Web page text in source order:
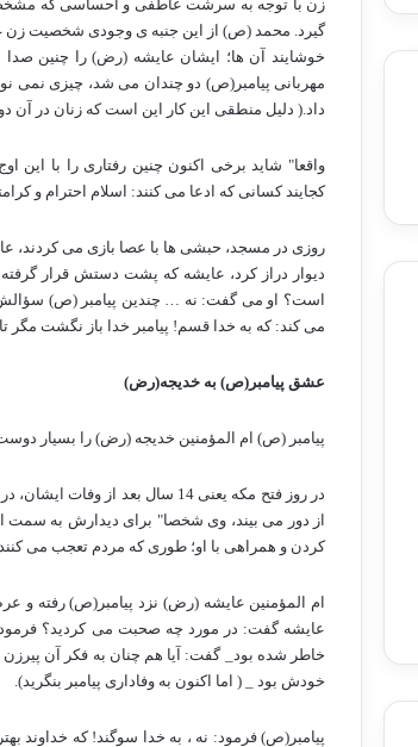
زن با توجه به سرشت عاطفی و احساسی که
گیرد. محمد (ص) از این جنبه ی وجودی شخصیت زن
خوشایند آن ها؛ ایشان عایشه (رض) را چنین
مهربانی پیامبر(ص) دو چندان می شد، چیزی نمی
داد.( دلیل منطقی این کار این است که زنان در آن
واقعا" شاید برخی اکنون چنین رفتاری را با این
کجایند کسانی که ادعا می کنند: اسلام احترام و
روزی در مسجد، حبشی ها با عصا بازی می کردند،
دیوار دراز کرد، عایشه که پشت دستش قرار
است؟ او می گفت: نه … چندین پیامبر (ص) سؤالش
می کند: که به خدا قسم! پیامبر خدا باز نگشت مگر
عشق پیامبر(ص) به خدیجه(رض)
پیامبر (ص) ام المؤمنین خدیجه (رض) را بسیار
در روز فتح مکه یعنی 14 سال
از دور می بیند، وی شخصا" برای دیدارش به سمت
کردن و همراهی با او؛ طوری که مردم تعجب می
ام المؤمنین عایشه (رض) نزد پیامبر(ص) رفته و
عایشه گفت: در مورد چه صحبت می کردید؟ فرمود:
خاطر شده بود_ گفت: آیا هم چنان به فکر آن پیرزن
خودش بود _ ( اما اکنون به وفاداری پیامبر بنگرید).
پیامبر(ص) فرمود: نه ، به خدا سوگند! که خداوند